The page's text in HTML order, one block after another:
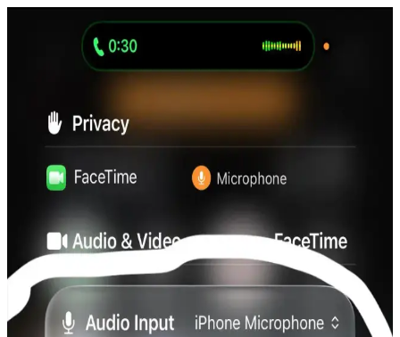
Teknomoda P2961 Bluetooth Kulak Üstü Kulaklık:
Gelişmiş Özellikler ve Ergonomik Tasarım
Teknomoda P2961, ergonomik tasarımı, gelişmiş Bluetooth 5.0 ve
Uzun pil ömrü ve şık görünümüyle günlük ve spor kullanımı için
Guess Kulak Üstü Bluetooth Kulaklık İncelemesi:
Tasarım, Ses Kalitesi ve Kullanım Özellikleri
Guess kulak üstü Bluetooth kulaklık, şık tasarımı, yüksek ses kalitesi
ve ergonomik yapısıyla öne çıkar. Bluetooth 5.3 ve Type-C şarj ile
kullanımı kolay, konforlu ve dayanıklı bu model, müzik tutkunları
için ideal bir seçimdir.
Class Marka Çok Fonksiyonlu Oto Teyp Çevirici
Bluetooth ve MP3 Özellikleriyle